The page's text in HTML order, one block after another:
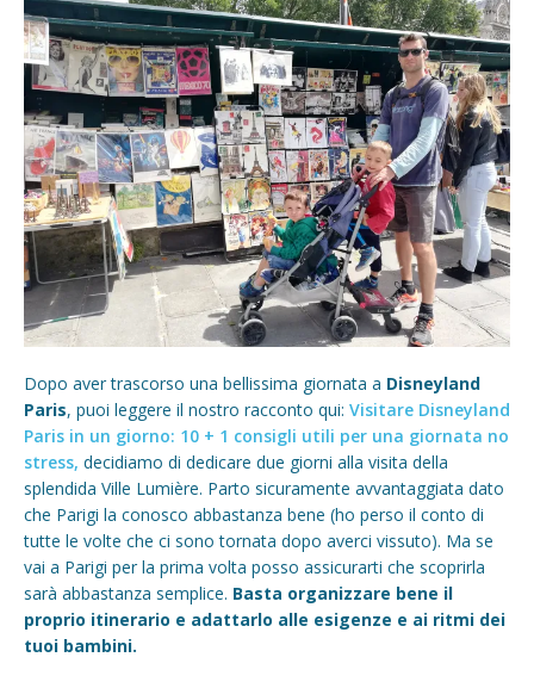
Dopo aver trascorso una bellissima giornata a Disneyland
Paris, puoi leggere il nostro racconto qui: Visitare Disneyland
Paris in un giorno: 10 + 1 consigli utili per una giornata no
stress, decidiamo di dedicare due giorni alla visita della
splendida Ville Lumière. Parto sicuramente avvantaggiata dato
che Parigi la conosco abbastanza bene (ho perso il conto di
tutte le volte che ci sono tornata dopo averci vissuto). Ma se
vai a Parigi per la prima volta posso assicurarti che scoprirla
sarà abbastanza semplice. Basta organizzare bene il
proprio itinerario e adattarlo alle esigenze e ai ritmi dei
tuoi bambini.